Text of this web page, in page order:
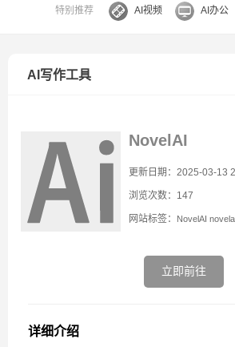
特别推荐 AI视频 AI办公
AI写作工具
NovelAI
更新日期：2025-03-13
浏览次数：147
网站标签： NovelAI
立即前往
详细介绍